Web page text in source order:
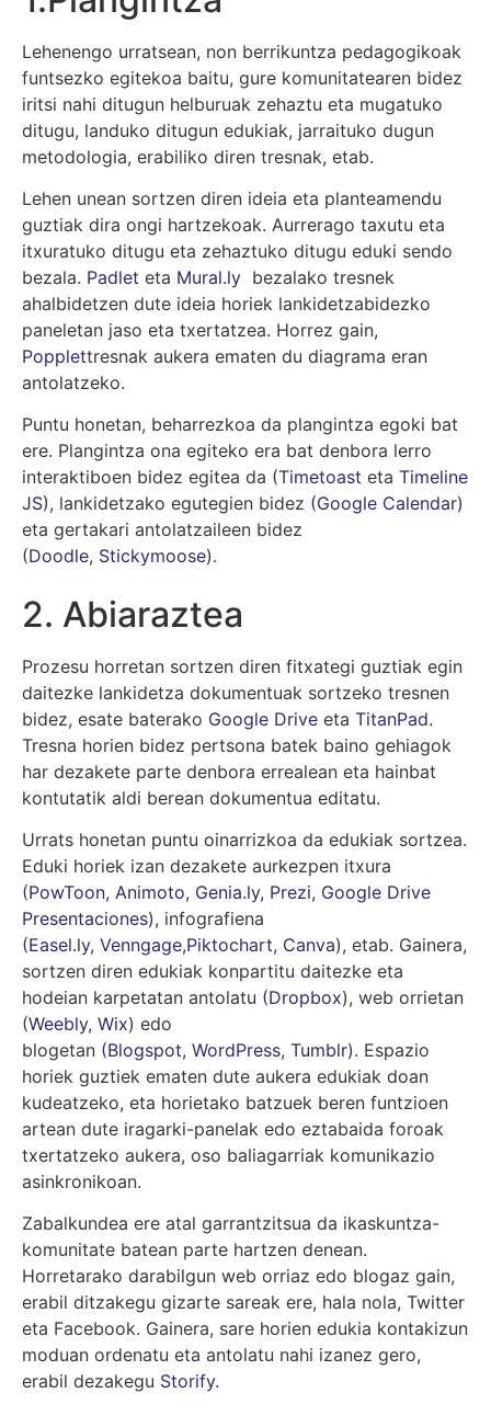
Lehenengo urratsean, non berrikuntza pedagogikoak
funtsezko egitekoa baitu, gure komunitatearen bidez
iritsi nahi ditugun helburuak zehaztu eta mugatuko
ditugu, landuko ditugun edukiak, jarraituko dugun
metodologia, erabiliko diren tresnak, etab.
Lehen unean sortzen diren ideia eta planteamendu
guztiak dira ongi hartzekoak. Aurrerago taxutu eta
itxuratuko ditugu eta zehaztuko ditugu eduki sendo
bezala. Padlet eta Mural.ly bezalako tresnek
ahalbidetzen dute ideia horiek lankidetzabidezko
paneletan jaso eta txertatzea. Horrez gain,
Popplettresnak aukera ematen du diagrama eran
antolatzeko.
Puntu honetan, beharrezkoa da plangintza egoki bat
ere. Plangintza ona egiteko era bat denbora lerro
interaktiboen bidez egitea da (Timetoast eta Timeline
JS), lankidetzako egutegien bidez (Google Calendar)
eta gertakari antolatzaileen bidez
(Doodle, Stickymoose).
2. Abiaraztea
Prozesu horretan sortzen diren fitxategi guztiak egin
daitezke lankidetza dokumentuak sortzeko tresnen
bidez, esate baterako Google Drive eta TitanPad.
Tresna horien bidez pertsona batek baino gehiagok
har dezakete parte denbora errealean eta hainbat
kontutatik aldi berean dokumentua editatu.
Urrats honetan puntu oinarrizkoa da edukiak sortzea.
Eduki horiek izan dezakete aurkezpen itxura
(PowToon, Animoto, Genia.ly, Prezi, Google Drive
Presentaciones), infografiena
(Easel.ly, Venngage,Piktochart, Canva), etab. Gainera,
sortzen diren edukiak konpartitu daitezke eta
hodeian karpetatan antolatu (Dropbox), web orrietan
(Weebly, Wix) edo
blogetan (Blogspot, WordPress, Tumblr). Espazio
horiek guztiek ematen dute aukera edukiak doan
kudeatzeko, eta horietako batzuek beren funtzioen
artean dute iragarki-panelak edo eztabaida foroak
txertatzeko aukera, oso baliagarriak komunikazio
asinkronikoan.
Zabalkundea ere atal garrantzitsua da ikaskuntza-
komunitate batean parte hartzen denean.
Horretarako darabilgun web orriaz edo blogaz gain,
erabil ditzakegu gizarte sareak ere, hala nola, Twitter
eta Facebook. Gainera, sare horien edukia kontakizun
moduan ordenatu eta antolatu nahi izanez gero,
erabil dezakegu Storify.